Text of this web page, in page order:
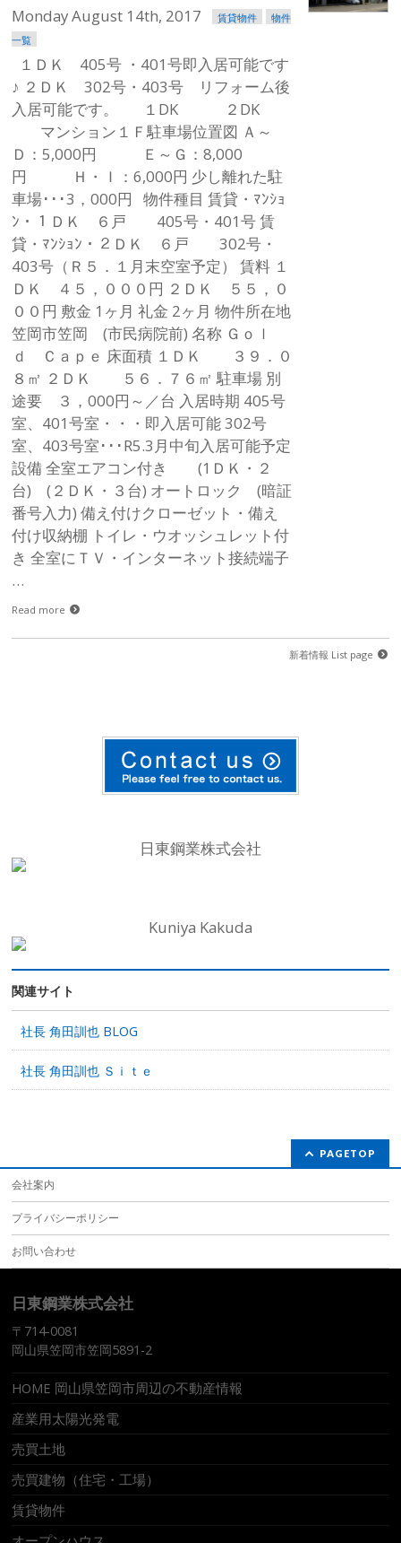
Monday August 14th, 2017 賃貸物件
物件
一覧
１ＤＫ 405号 ・401号即入居可能です
♪ ２ＤＫ 302号・403号 リフォーム後
入居可能です。 １DK ２DK
マンション１Ｆ駐車場位置図 Ａ～
Ｄ：5,000円 Ｅ～Ｇ：8,000
円 Ｈ・Ｉ：6,000円 少し離れた駐
車場･･･3，000円 物件種目 賃貸・ﾏﾝｼｮ
ﾝ・１ＤＫ ６戸 405号・401号 賃
貸・ﾏﾝｼｮﾝ・２ＤＫ ６戸 302号・
403号（Ｒ５．１月末空室予定） 賃料 １
ＤＫ ４５，０００円 ２ＤＫ ５５，０
００円 敷金 1ヶ月 礼金 2ヶ月 物件所在地
笠岡市笠岡 (市民病院前) 名称 Ｇｏｌ
ｄ Ｃａｐｅ 床面積 １ＤＫ ３９．０
８㎡ ２ＤＫ ５６．７６㎡ 駐車場 別
途要 ３，000円～／台 入居時期 405号
室、401号室・・・即入居可能 302号
室、403号室･･･R5.3月中旬入居可能予定
設備 全室エアコン付き (1ＤＫ・２
台) (２ＤＫ・３台) オートロック (暗証
番号入力) 備え付けクローゼット・備え
付け収納棚 トイレ・ウオッシュレット付
き 全室にＴＶ・インターネット接続端子
…
Read more
新着情報 List page
日東鋼業株式会社
Kuniya Kakuda
関連サイト
社長 角田訓也 BLOG
社長 角田訓也 Ｓｉｔｅ
PAGETOP
会社案内
プライバシーポリシー
お問い合わせ
日東鋼業株式会社
〒714-0081
岡山県笠岡市笠岡5891-2
HOME 岡山県笠岡市周辺の不動産情報
産業用太陽光発電
売買土地
売買建物（住宅・工場）
賃貸物件